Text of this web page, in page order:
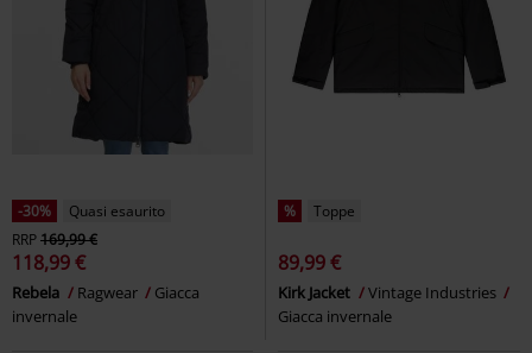
-30%
Quasi esaurito
RRP169,99 €
118,99 €
Rebela Ragwear
Giacca
invernale
% Toppe
89,99 €
Kirk Jacket
Vintage Industries
Giacca invernale